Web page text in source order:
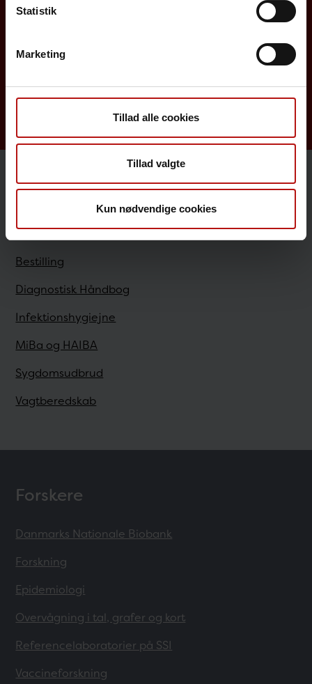
Statistik
Marketing
Tillad alle cookies
Tillad valgte
Kun nødvendige cookies
Rejsevaccination
MiBa, HAIBA og det digitale infektionsberedskab
Sundhedsfaglige
Antibiotikaresistens
Bestilling
Diagnostisk Håndbog
Infektionshygiejne
MiBa og HAIBA
Sygdomsudbrud
Vagtberedskab
Forskere
Danmarks Nationale Biobank
Forskning
Epidemiologi
Overvågning i tal, grafer og kort
Referencelaboratorier på SSI
Vaccineforskning